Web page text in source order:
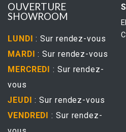
OUVERTURE
SHOWROOM
LUNDI : Sur rendez-vous
MARDI: Sur rendez-vous
MERCREDI : Sur rendez-
vous
JEUDI : Sur rendez-vous
VENDREDI : Sur rendez-